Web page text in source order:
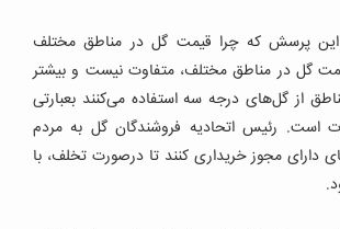
پرسش که چرا قیمت گل در مناطق مختلف
گل در مناطق مختلف، متفاوت نیست و بیشتر
از گل‌های درجه سه استفاده می‌کنند بعبارتی
است. رئیس اتحادیه فروشندگان گل به مردم
دارای مجوز خریداری کنند تا درصورت تخلف، با